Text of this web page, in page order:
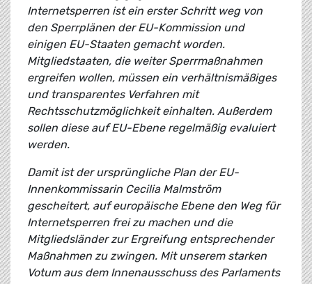
Internetsperren ist ein erster Schritt weg von
den Sperrplänen der EU-Kommission und
einigen EU-Staaten gemacht worden.
Mitgliedstaaten, die weiter Sperrmaßnahmen
ergreifen wollen, müssen ein verhältnismäßiges
und transparentes Verfahren mit
Rechtsschutzmöglichkeit einhalten. Außerdem
sollen diese auf EU-Ebene regelmäßig evaluiert
werden.
Damit ist der ursprüngliche Plan der EU-
Innenkommissarin Cecilia Malmström
gescheitert, auf europäische Ebene den Weg für
Internetsperren frei zu machen und die
Mitgliedsländer zur Ergreifung entsprechender
Maßnahmen zu zwingen. Mit unserem starken
Votum aus dem Innenausschuss des Parlaments